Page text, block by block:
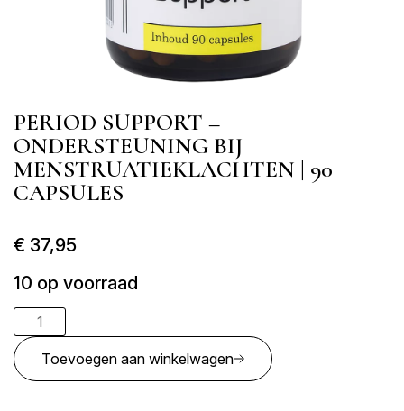
PERIOD SUPPORT –
ONDERSTEUNING BIJ
MENSTRUATIEKLACHTEN | 90
CAPSULES
€ 37,95
10 op voorraad
Period
Support
–
Ondersteuning
Toevoegen aan winkelwagen